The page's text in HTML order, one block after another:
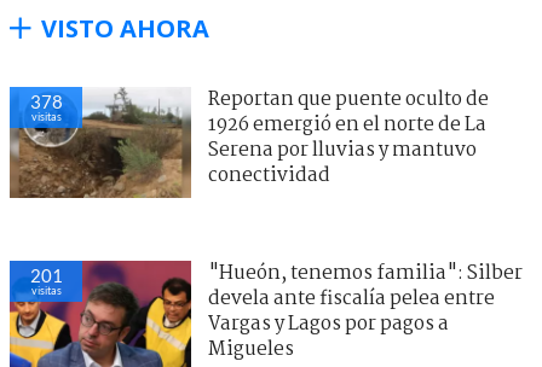
VISTO AHORA
378
visitas
Reportan que puente oculto de
1926 emergió en el norte de La
Serena por lluvias y mantuvo
conectividad
201
visitas
"Hueón, tenemos familia": Silber
devela ante fiscalía pelea entre
Vargas y Lagos por pagos a
Migueles